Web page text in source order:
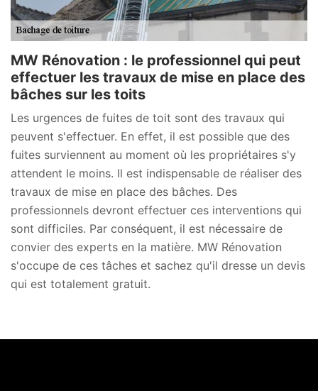
MW Rénovation : le professionnel qui peut
effectuer les travaux de mise en place des
bâches sur les toits
Les urgences de fuites de toit sont des travaux qui
peuvent s'effectuer. En effet, il est possible que des
fuites surviennent au moment où les propriétaires s'y
attendent le moins. Il est indispensable de réaliser des
travaux de mise en place des bâches. Des
professionnels devront effectuer ces interventions qui
sont difficiles. Par conséquent, il est nécessaire de
convier des experts en la matière. MW Rénovation
s'occupe de ces tâches et sachez qu'il dresse un devis
qui est totalement gratuit.